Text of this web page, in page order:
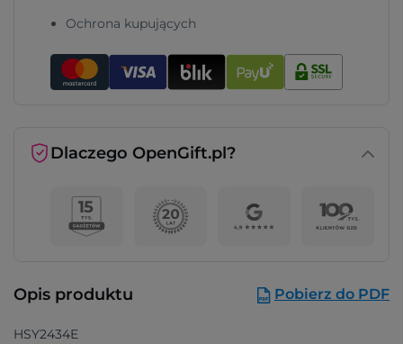
Ochrona kupujących
Dlaczego OpenGift.pl?
Opis produktu Pobierz do PDF
HSY2434E